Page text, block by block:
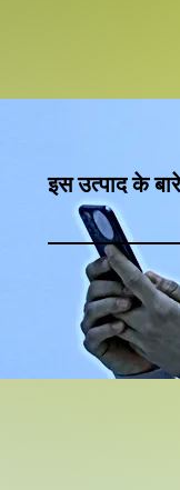
इस उत्पाद के